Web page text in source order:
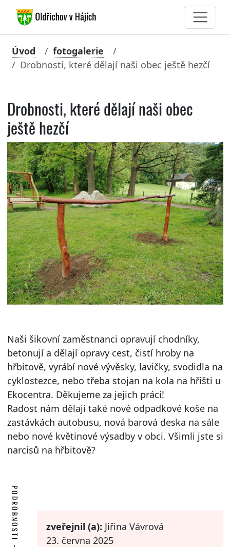
Úvod
fotogalerie
Drobnosti, které dělají naši obec ještě hezčí
Drobnosti, které dělají naši obec
ještě hezčí
Naši šikovní zaměstnanci opravují chodníky,
betonují a dělají opravy cest, čistí hroby na
hřbitově, vyrábí nové vývěsky, lavičky, svodidla na
cyklostezce, nebo třeba stojan na kola na hřišti u
Ekocentra. Děkujeme za jejich práci!
Radost nám dělají také nové odpadkové koše na
zastávkách autobusu, nová barová deska na sále
nebo nové květinové výsadby v obci. Všimli jste si
narcisů na hřbitově?
PODROBNOSTI zveřejnil (a): Jiřina Vávrová
23. června 2025